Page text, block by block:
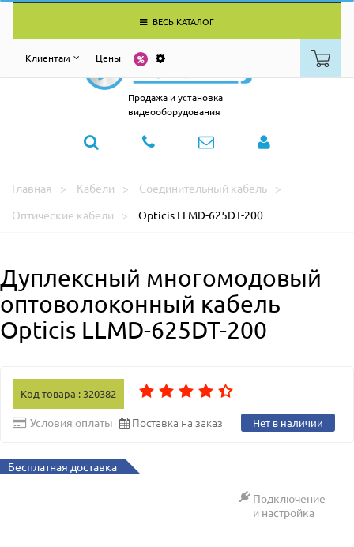
ВЕСЬ КАТАЛОГ
Клиентам Цены
Продажа и установка
видеооборудования
Главная Кабели
Соединительный кабель
Оптические кабели
Opticis LLMD-625DT-200
Дуплексный многомодовый
оптоволоконный кабель
Opticis LLMD-625DT-200
Код товара : 320382
Условия оплаты Поставка на заказ Нет в наличии
Бесплатная доставка
Подключение
и настройка